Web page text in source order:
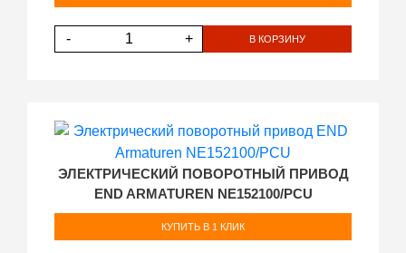
- + В КОРЗИНУ
ЭЛЕКТРИЧЕСКИЙ ПОВОРОТНЫЙ ПРИВОД
END ARMATUREN NE152100/PCU
КУПИТЬ В 1 КЛИК